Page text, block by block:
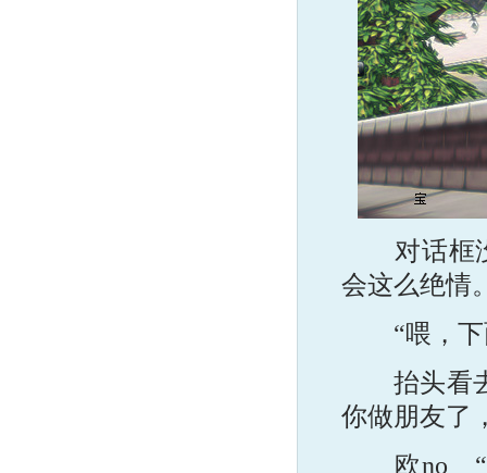
对话框没
会这么绝情
“喂，下
抬头看去
你做朋友了
欧no “你